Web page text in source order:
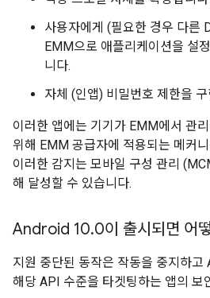
사용자에게 (필요한 경우 다른
EMM으로 애플리케이션을 설
니다.
자체 (인앱) 비밀번호 제한을
이러한 앱에는 기기가 EMM에서 관
위해 EMM 공급자에 적용되는 메커
이러한 감지는 모바일 구성 관리
해 달성할 수 있습니다.
Android 10.0이 출시되면 어
지원 중단된 동작은 작동을 중지하
해당 API 수준을 타겟팅하는 앱의 보